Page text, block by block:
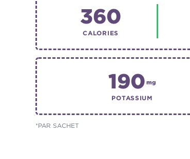
360
CALORIES
190 mg
POTASSIUM
*PAR SACHET